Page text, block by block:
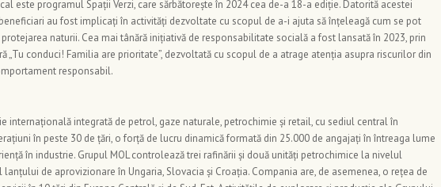
este programul Spații Verzi, care sărbătorește în 2024 cea de-a 18-a ediție. Datorită acestei
au fost implicați în activități dezvoltate cu scopul de a-i ajuta să înțeleagă cum se pot
naturii. Cea mai tânără inițiativă de responsabilitate socială a fost lansată în 2023, prin
„Tu conduci! Familia are prioritate”, dezvoltată cu scopul de a atrage atenția asupra riscurilor din
responsabil.
internațională integrată de petrol, gaze naturale, petrochimie şi retail, cu sediul central în
în peste 30 de țări, o forță de lucru dinamică formată din 25.000 de angajați în întreaga lume
în industrie. Grupul MOL controlează trei rafinării și două unități petrochimice la nivelul
de aprovizionare în Ungaria, Slovacia și Croația. Compania are, de asemenea, o rețea de